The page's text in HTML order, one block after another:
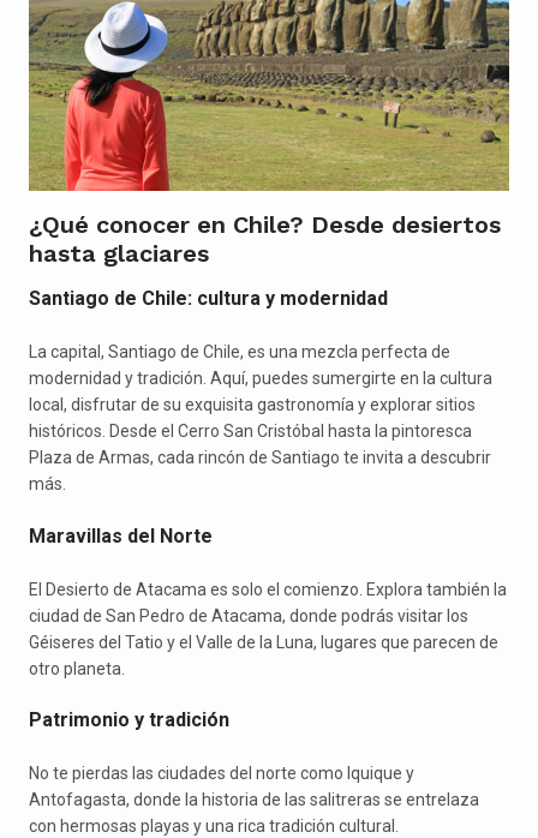
¿Qué conocer en Chile? Desde desiertos
hasta glaciares
Santiago de Chile: cultura y modernidad
La capital, Santiago de Chile, es una mezcla perfecta de
modernidad y tradición. Aquí, puedes sumergirte en la cultura
local, disfrutar de su exquisita gastronomía y explorar sitios
históricos. Desde el Cerro San Cristóbal hasta la pintoresca
Plaza de Armas, cada rincón de Santiago te invita a descubrir
más.
Maravillas del Norte
El Desierto de Atacama es solo el comienzo. Explora también la
ciudad de San Pedro de Atacama, donde podrás visitar los
Géiseres del Tatio y el Valle de la Luna, lugares que parecen de
otro planeta.
Patrimonio y tradición
No te pierdas las ciudades del norte como Iquique y
Antofagasta, donde la historia de las salitreras se entrelaza
con hermosas playas y una rica tradición cultural.